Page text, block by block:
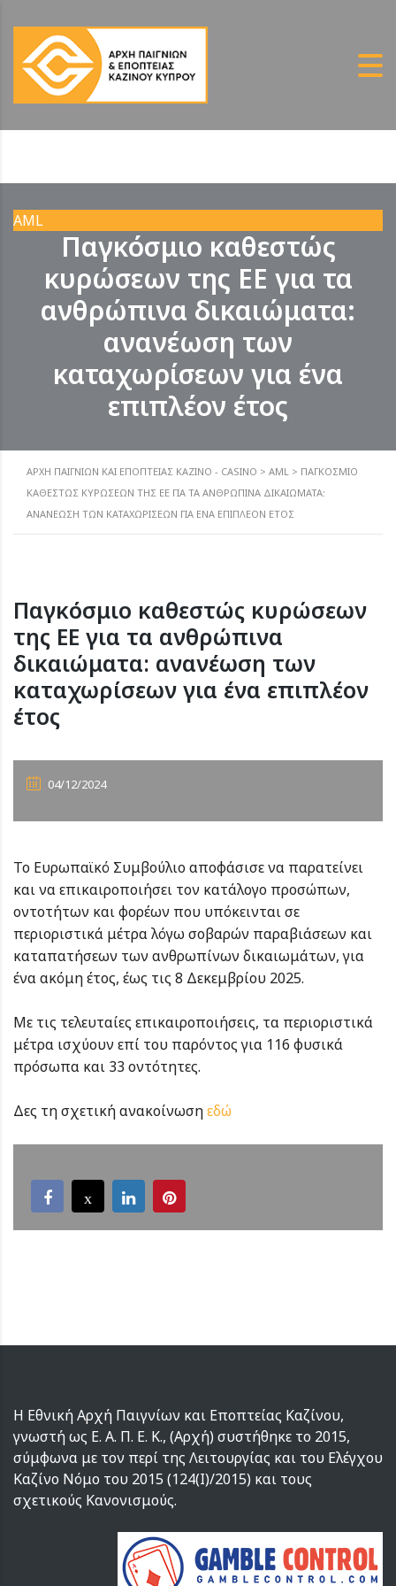
AML
Παγκόσμιο καθεστώς
κυρώσεων της ΕΕ για τα
ανθρώπινα δικαιώματα:
ανανέωση των
καταχωρίσεων για ένα
επιπλέον έτος
ΑΡΧΗ ΠΑΙΓΝΙΩΝ ΚΑΙ ΕΠΟΠΤΕΙΑΣ ΚΑΖΙΝΟ - CASINO > AML > ΠΑΓΚΌΣΜΙΟ
ΚΑΘΕΣΤΏΣ ΚΥΡΏΣΕΩΝ ΤΗΣ ΕΕ ΓΙΑ ΤΑ ΑΝΘΡΏΠΙΝΑ ΔΙΚΑΙΏΜΑΤΑ:
ΑΝΑΝΈΩΣΗ ΤΩΝ ΚΑΤΑΧΩΡΊΣΕΩΝ ΓΙΑ ΈΝΑ ΕΠΙΠΛΈΟΝ ΈΤΟΣ
Παγκόσμιο καθεστώς κυρώσεων
της ΕΕ για τα ανθρώπινα
δικαιώματα: ανανέωση των
καταχωρίσεων για ένα επιπλέον
έτος
04/12/2024
Το Ευρωπαϊκό Συμβούλιο αποφάσισε να παρατείνει
και να επικαιροποιήσει τον κατάλογο προσώπων,
οντοτήτων και φορέων που υπόκεινται σε
περιοριστικά μέτρα λόγω σοβαρών παραβιάσεων και
καταπατήσεων των ανθρωπίνων δικαιωμάτων, για
ένα ακόμη έτος, έως τις 8 Δεκεμβρίου 2025.
Mε τις τελευταίες επικαιροποιήσεις, τα περιοριστικά
μέτρα ισχύουν επί του παρόντος για 116 φυσικά
πρόσωπα και 33 οντότητες.
Δες τη σχετική ανακοίνωσηεδώ
Η Εθνική Αρχή Παιγνίων και Εποπτείας Καζίνου,
γνωστή ως Ε. Α. Π. Ε. Κ., (Αρχή) συστήθηκε το 2015,
σύμφωνα με τον περί της Λειτουργίας και του Ελέγχου
Καζίνο Νόμο του 2015 (124(I)/2015) και τους
σχετικούς Κανονισμούς.